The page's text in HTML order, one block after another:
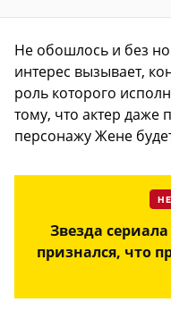
Не обошлось и без
интерес вызывает,
роль которого
тому, что актер даже
персонажу Жене
Звезда
признался, что